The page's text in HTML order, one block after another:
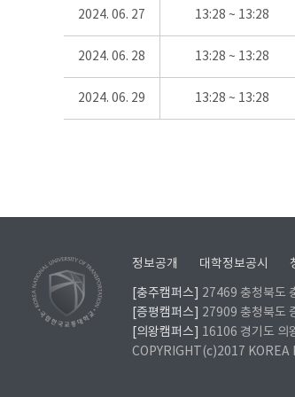
2024. 06. 27 13:28 ~ 13:28
2024. 06. 28 13:28 ~ 13:28
2024. 06. 29 13:28 ~ 13:28
정보공개 대학정보공시
[충주캠퍼스]
27469 충청북도
[증평캠퍼스]
27909 충청북도
[의왕캠퍼스]
16106 경기도
COPYRIGHT(c)2017 KOREA